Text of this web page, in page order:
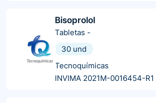
Bisoprolol
Tabletas -
30 und
Tecnoquímicas
INVIMA 2021M-0016454-R1